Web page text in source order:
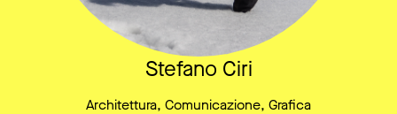
Stefano Ciri
Architettura, Comunicazione, Grafica